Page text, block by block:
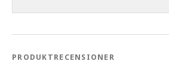
PRODUKTRECENSIONER